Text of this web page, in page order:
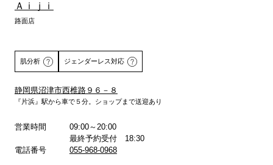
Ａｉｊｉ
路面店
肌分析 ジェンダーレス対応
静岡県沼津市西椎路９６－８
『片浜』駅から車で５分。ショップまで送迎あり
営業時間
09:00～20:00
最終予約受付 18:30
電話番号
055-968-0968